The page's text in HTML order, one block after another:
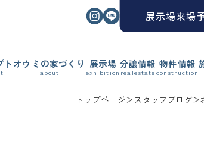
インスタグラム
ライン展示場来場
トオウミの家づくり 展示場 分譲情報 物件情報
トップページ ＞ スタッフブログ＞